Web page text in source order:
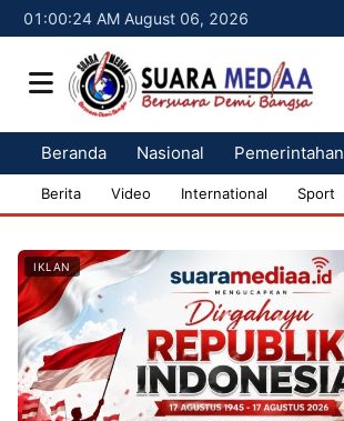
01:00:25 AM August 06, 2026
Beranda Nasional Pemerintahan
Berita Video International Sport
IKLAN